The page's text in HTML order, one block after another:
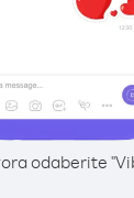
odaberite